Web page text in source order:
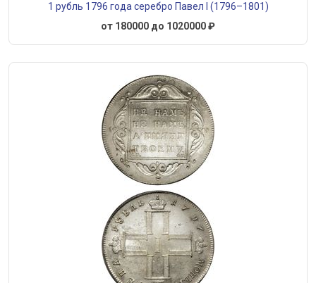
1 рубль 1796 года серебро Павел I (1796–1801)
от 180000 до 1020000 ₽